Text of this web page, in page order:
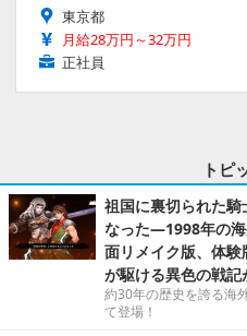
東京都
月給28万円～32万円
正社員
トピ
祖国に裏切られた
なった―1998年の海
面リメイク版、体
が駆ける異色の戦記
約30年の歴史を誇る海
て登場！